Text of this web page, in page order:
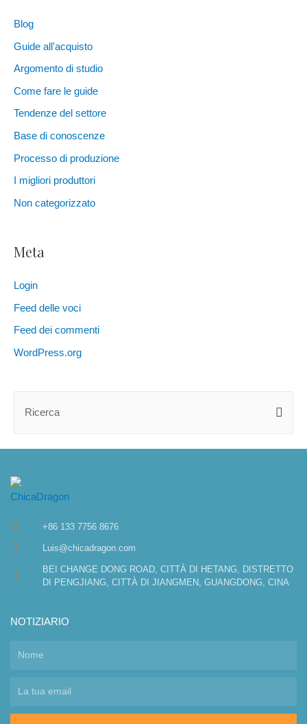
Blog
Guide all'acquisto
Argomento di studio
Come fare le guide
Tendenze del settore
Base di conoscenze
Processo di produzione
I migliori produttori
Non categorizzato
Meta
Login
Feed delle voci
Feed dei commenti
WordPress.org
+86 133 7756 8676
Luis@chicadragon.com
BEI CHANGE DONG ROAD, CITTÀ DI HETANG, DISTRETTO
DI PENGJIANG, CITTÀ DI JIANGMEN, GUANGDONG, CINA
NOTIZIARIO